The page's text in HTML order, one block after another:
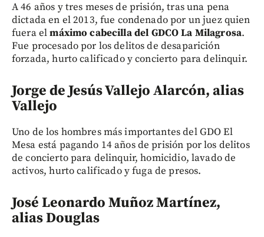
A 46 años y tres meses de prisión, tras una pena
dictada en el 2013, fue condenado por un juez quien
fuera elmáximo cabecilla del GDCO La Milagrosa.
Fue procesado por los delitos de desaparición
forzada, hurto calificado y concierto para delinquir.
Jorge de Jesús Vallejo Alarcón, alias
Vallejo
Uno de los hombres más importantes del GDO El
Mesa está pagando 14 años de prisión por los delitos
de concierto para delinquir, homicidio, lavado de
activos, hurto calificado y fuga de presos.
José Leonardo Muñoz Martínez,
alias Douglas